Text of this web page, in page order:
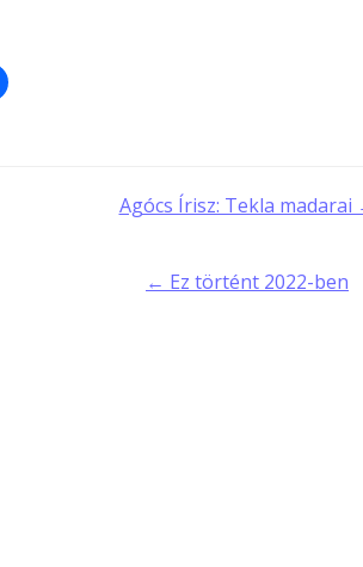
Agócs Írisz: Tekla madarai
← Ez történt 2022-ben